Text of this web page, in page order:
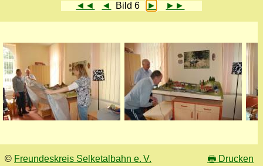
◄◄ ◄ Bild 6 ► ►►
© Freundeskreis Selketalbahn e. V. 🖶 Drucken